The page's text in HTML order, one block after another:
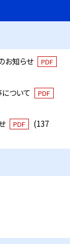
お知らせ PDF
ついて
PDF
PDF
(137